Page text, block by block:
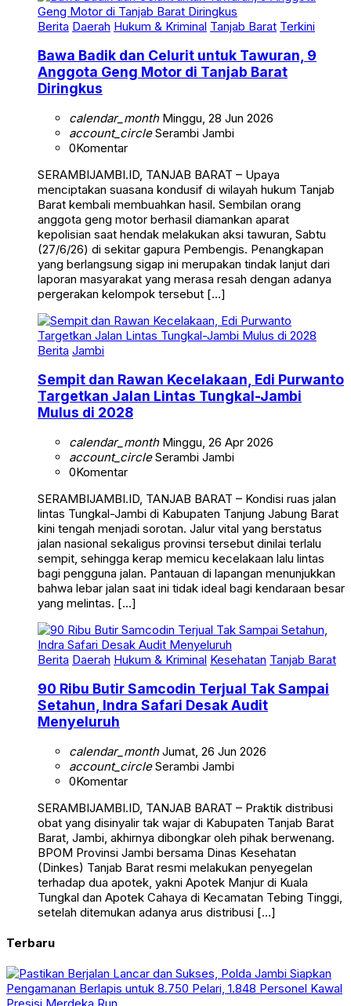
Berita Daerah Hukum & Kriminal Tanjab Barat
Anggota Geng Motor di Tanjab Barat
Diringkus
account_circleSerambi Jambi
0Komentar
menciptakan suasana kondusif di wilayah hukum Tanjab
Barat kembali membuahkan hasil. Sembilan orang
anggota geng motor berhasil diamankan aparat
kepolisian saat hendak melakukan aksi tawuran, Sabtu
(27/6/26) di sekitar gapura Pembengis. Penangkapan
yang berlangsung sigap ini merupakan tindak lanjut dari
laporan masyarakat yang merasa resah dengan adanya
pergerakan kelompok tersebut […]
Berita Jambi
Targetkan Jalan Lintas Tungkal-Jambi
Mulus di 2028
account_circleSerambi Jambi
0Komentar
lintas Tungkal-Jambi di Kabupaten Tanjung Jabung Barat
kini tengah menjadi sorotan. Jalur vital yang berstatus
jalan nasional sekaligus provinsi tersebut dinilai terlalu
sempit, sehingga kerap memicu kecelakaan lalu lintas
bagi pengguna jalan. Pantauan di lapangan menunjukkan
bahwa lebar jalan saat ini tidak ideal bagi kendaraan besar
yang melintas. […]
Berita Daerah Hukum & Kriminal Kesehatan
Setahun, Indra Safari Desak Audit
Menyeluruh
account_circleSerambi Jambi
0Komentar
obat yang disinyalir tak wajar di Kabupaten Tanjab Barat
Barat, Jambi, akhirnya dibongkar oleh pihak berwenang.
BPOM Provinsi Jambi bersama Dinas Kesehatan
(Dinkes) Tanjab Barat resmi melakukan penyegelan
terhadap dua apotek, yakni Apotek Manjur di Kuala
Tungkal dan Apotek Cahaya di Kecamatan Tebing Tinggi,
setelah ditemukan adanya arus distribusi […]
Berita Daerah Jambi